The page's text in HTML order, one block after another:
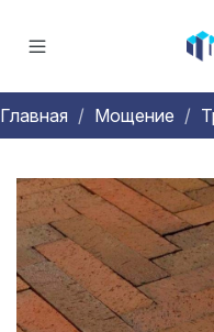
Главная Мощение